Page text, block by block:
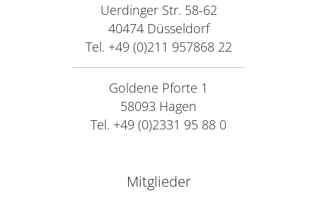
Uerdinger Str. 58-62
40474 Düsseldorf
Tel. +49 (0)211 957868 22
Goldene Pforte 1
58093 Hagen
Tel. +49 (0)2331 95 88 0
Mitglieder